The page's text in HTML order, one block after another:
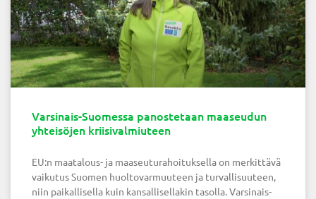
Varsinais-Suomessa panostetaan maaseudun
yhteisöjen kriisivalmiuteen
EU:n maatalous- ja maaseuturahoituksella on merkittävä
vaikutus Suomen huoltovarmuuteen ja turvallisuuteen,
niin paikallisella kuin kansallisellakin tasolla. Varsinais-